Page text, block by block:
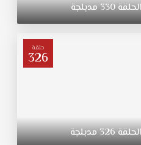
الحلقة330مدبلجة
حلقة
326
الحلقة326مدبلجة